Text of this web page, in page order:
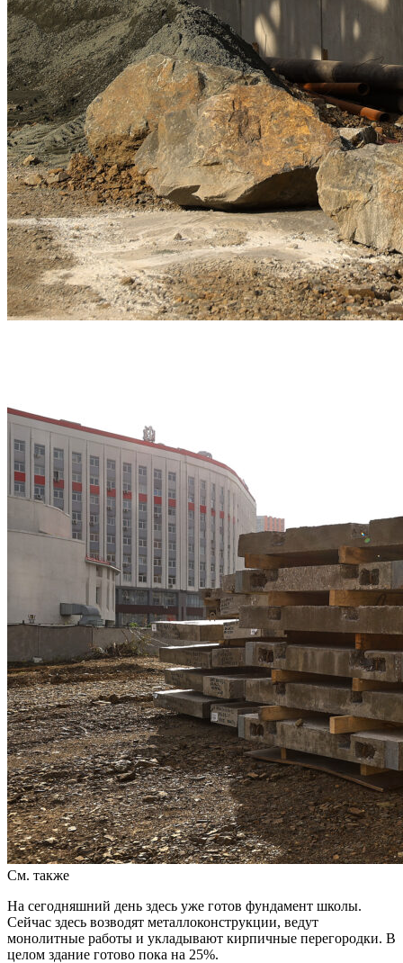
См. также
На сегодняшний день здесь уже готов фундамент школы.
Сейчас здесь возводят металлоконструкции, ведут
монолитные работы и укладывают кирпичные перегородки. В
целом здание готово пока на 25%.